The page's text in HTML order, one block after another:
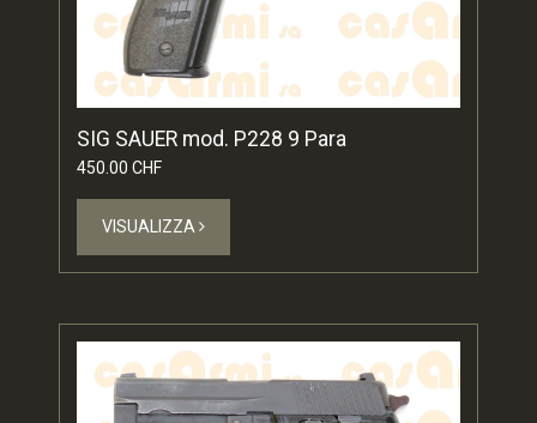
SIG SAUER mod. P228 9 Para
450.00 CHF
VISUALIZZA